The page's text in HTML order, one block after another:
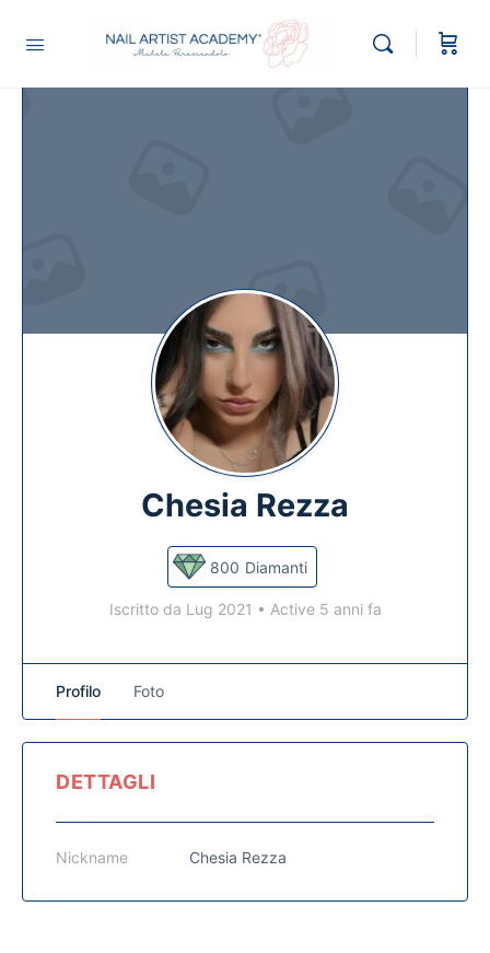
Chesia Rezza
800 Diamanti
Iscritto da Lug 2021 • Active 5 anni fa
Profilo Foto
DETTAGLI
Nickname Chesia Rezza